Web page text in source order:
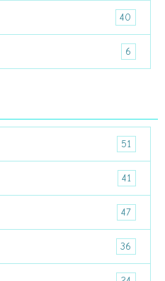
40
6
51
41
47
36